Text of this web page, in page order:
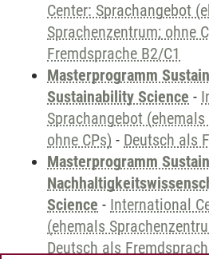
Center: Sprachangebot
Sprachenzentrum; ohne
Fremdsprache B2/C1
Masterprogramm
Sustainability Science -
Sprachangebot
ohne CPs) - Deutsch als
Masterprogramm
Science - International
(ehemals
Deutsch als